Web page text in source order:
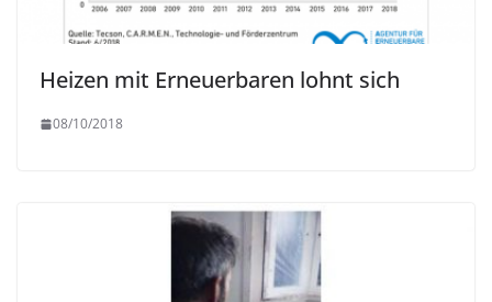
Heizen mit Erneuerbaren lohnt sich
08/10/2018